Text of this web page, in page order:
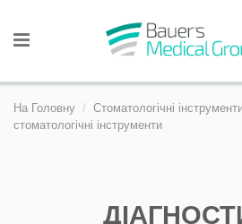
На Головну Стоматологічні
стоматологічні інструменти